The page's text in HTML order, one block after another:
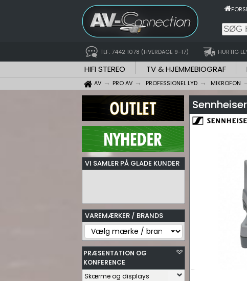
TLF. 7442 1078 (HVERDAGE 9-17) HURTIG
HIFI STEREO TV & HJEMMEBIOGRAF
AV PRO AV PROFESSIONEL LYD MIKROFON
VI SAMLER PÅ GLADE KUNDER
VAREMÆRKER / BRANDS
PRÆSENTATION OG
KONFERENCE
Skærme og displays